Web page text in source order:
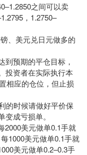
之间可以卖
，1.2750–
、美元兑日元做多的
到预期的平仓目标，
投资者在实际执行本
相应的仓位，但止损
的时候请做好平价保
成亏损单。
2000美元做单0.1手就
1000美元做单0.1手就
美元做单0.2–0.3手